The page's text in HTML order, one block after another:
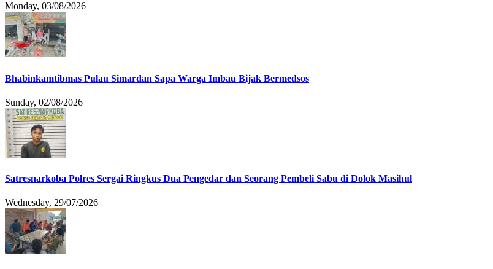
Monday, 03/08/2026
Bhabinkamtibmas Pulau Simardan Sapa Warga Imbau Bijak Bermedsos
Sunday, 02/08/2026
Satresnarkoba Polres Sergai Ringkus Dua Pengedar dan Seorang Pembeli Sabu di Dolok Masihul
Wednesday, 29/07/2026